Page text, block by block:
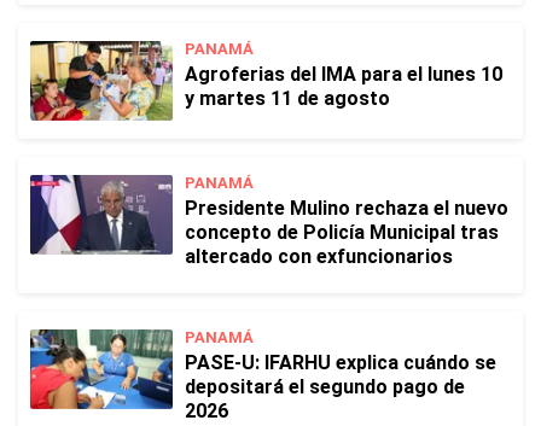
PANAMÁ
Agroferias del IMA para el lunes 10
y martes 11 de agosto
PANAMÁ
Presidente Mulino rechaza el nuevo
concepto de Policía Municipal tras
altercado con exfuncionarios
PANAMÁ
PASE-U: IFARHU explica cuándo se
depositará el segundo pago de
2026